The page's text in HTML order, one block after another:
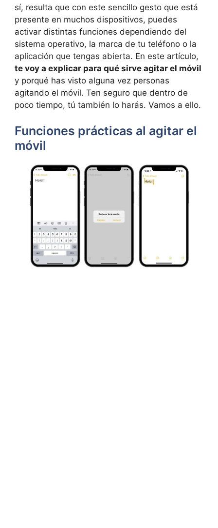
sí, resulta que con este sencillo gesto que está
presente en muchos dispositivos, puedes
activar distintas funciones dependiendo del
sistema operativo, la marca de tu teléfono o la
aplicación que tengas abierta. En este artículo,
te voy a explicar para qué sirve agitar el móvil
y porqué has visto alguna vez personas
agitando el móvil. Ten seguro que dentro de
poco tiempo, tú también lo harás. Vamos a ello.
Funciones prácticas al agitar el
móvil